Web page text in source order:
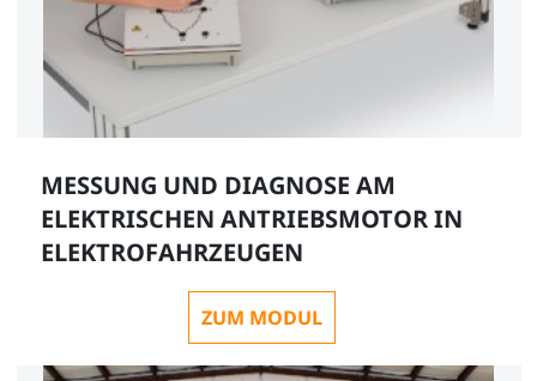
MESSUNG UND DIAGNOSE AM
ELEKTRISCHEN ANTRIEBSMOTOR IN
ELEKTROFAHRZEUGEN
ZUM MODUL